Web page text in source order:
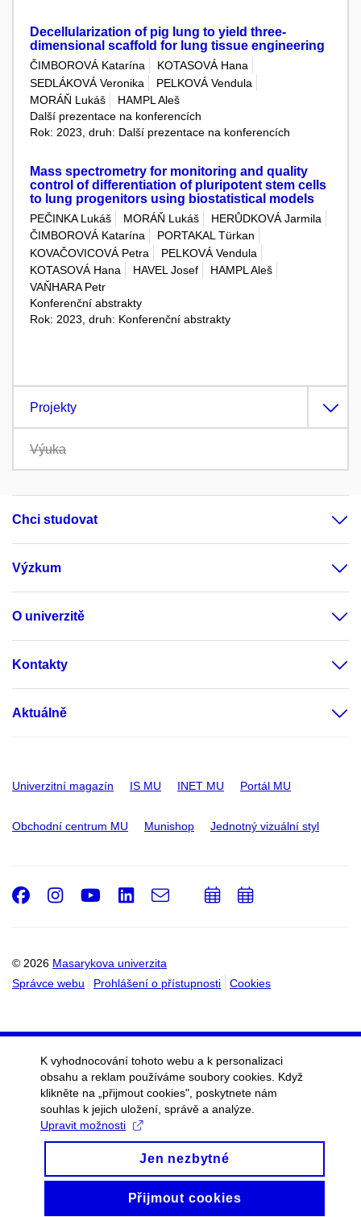
Decellularization of pig lung to yield three-
dimensional scaffold for lung tissue engineering
ČIMBOROVÁ Katarína
KOTASOVÁ Hana
SEDLÁKOVÁ Veronika
PELKOVÁ Vendula
MORÁŇ Lukáš
HAMPL Aleš
Další prezentace na konferencích
Rok: 2023, druh: Další prezentace na konferencích
Mass spectrometry for monitoring and quality
control of differentiation of pluripotent stem cells
to lung progenitors using biostatistical models
PEČINKA Lukáš MORÁŇ Lukáš
HERŮDKOVÁ Jarmila
ČIMBOROVÁ Katarína
PORTAKAL Türkan
KOVAČOVICOVÁ Petra
PELKOVÁ Vendula
KOTASOVÁ Hana
HAVEL Josef
HAMPL Aleš
VAŇHARA Petr
Konferenční abstrakty
Rok: 2023, druh: Konferenční abstrakty
Projekty
Výuka
Chci studovat
Výzkum
O univerzitě
Kontakty
Aktuálně
Univerzitní magazín IS MU INET MU Portál MU
Obchodní centrum MU Munishop Jednotný vizuální styl
© 2026 Masarykova univerzita
Správce webu
Prohlášení o přístupnosti Cookies
Facebook
Instagram
Youtube
LinkedIn
e-
PřidatPřidat
K vyhodnocování tohoto webu a k personalizaci
obsahu a reklam používáme soubory cookies. Když
klikněte na „přijmout cookies", poskytnete nám
souhlas k jejich uložení, správě a analýze.
Upravit možnosti
Jen nezbytné
Přijmout cookies